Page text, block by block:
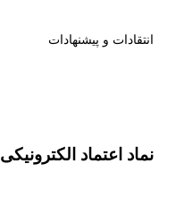
انتقادات و پیشنهادات
نماد اعتماد الکترونیکی